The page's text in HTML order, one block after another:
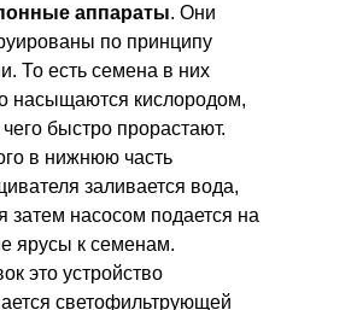
аппараты. Они
по принципу
То есть семена в них
насыщаются кислородом,
чего быстро прорастают.
в нижнюю часть
заливается вода,
затем насосом подается на
ярусы к семенам.
это устройство
светофильтрующей